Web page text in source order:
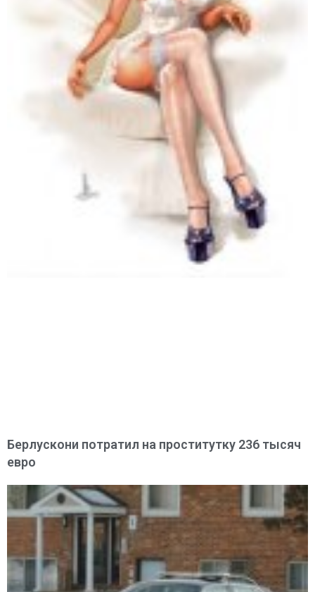
Берлускони потратил на проститутку 236 тысяч
евро